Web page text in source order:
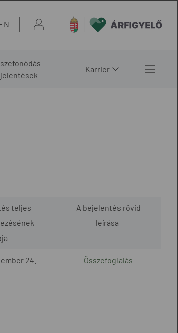
Karrier
teljes
A bejelentés rövid
leírása
24. Összefoglalás